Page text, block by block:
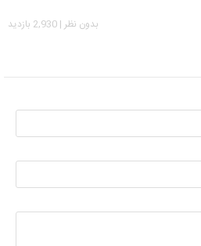
بدون نظر | 2,930 بازدید